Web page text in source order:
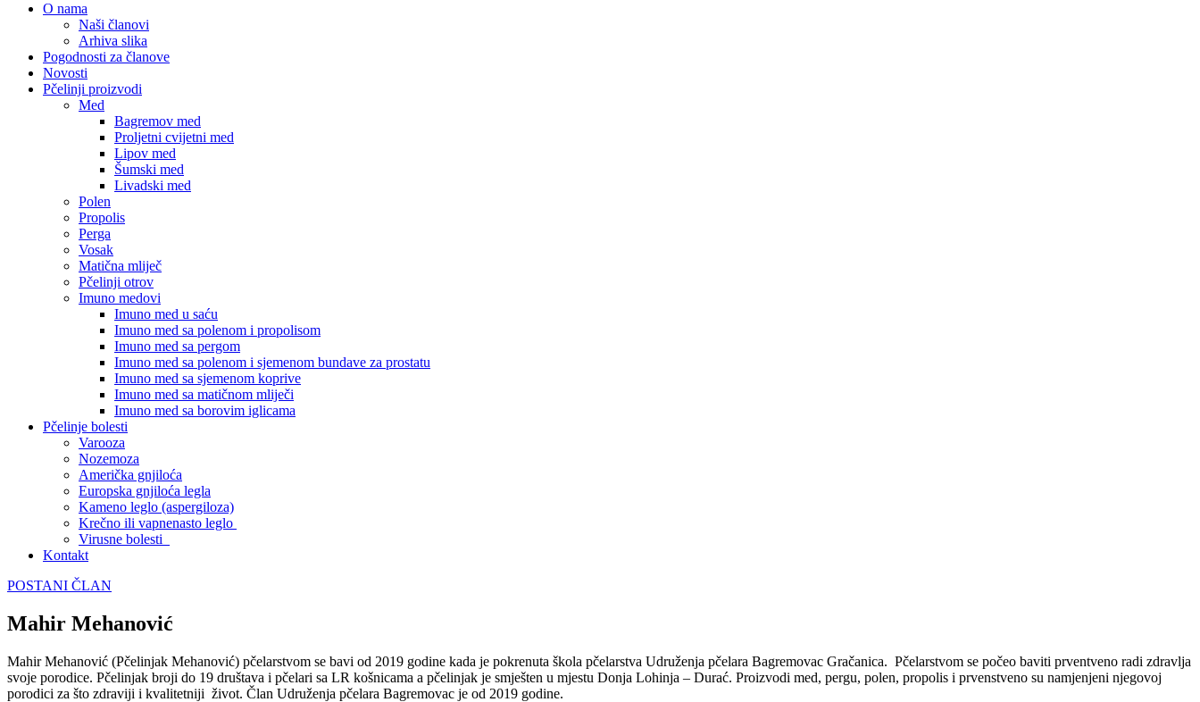
O nama
Naši članovi
Arhiva slika
Pogodnosti za članove
Novosti
Pčelinji proizvodi
Med
Bagremov med
Proljetni cvijetni med
Lipov med
Šumski med
Livadski med
Polen
Propolis
Perga
Vosak
Matična mliječ
Pčelinji otrov
Imuno medovi
Imuno med u saću
Imuno med sa polenom i propolisom
Imuno med sa pergom
Imuno med sa polenom i sjemenom bundave za prostatu
Imuno med sa sjemenom koprive
Imuno med sa matičnom mliječi
Imuno med sa borovim iglicama
Pčelinje bolesti
Varooza
Nozemoza
Američka gnjiloća
Europska gnjiloća legla
Kameno leglo (aspergiloza)
Krečno ili vapnenasto leglo
Virusne bolesti
Kontakt
POSTANI ČLAN
Mahir Mehanović
Mahir Mehanović (Pčelinjak Mehanović) pčelarstvom se bavi od 2019 godine kada je pokrenuta škola pčelarstva Udruženja pčelara Bagremovac Gračanica. Pčelarstvom se počeo baviti prventveno radi zdravlja
svoje porodice. Pčelinjak broji do 19 društava i pčelari sa LR košnicama a pčelinjak je smješten u mjestu Donja Lohinja – Durać. Proizvodi med, pergu, polen, propolis i prvenstveno su namjenjeni njegovoj
porodici za što zdraviji i kvalitetniji život. Član Udruženja pčelara Bagremovac je od 2019 godine.